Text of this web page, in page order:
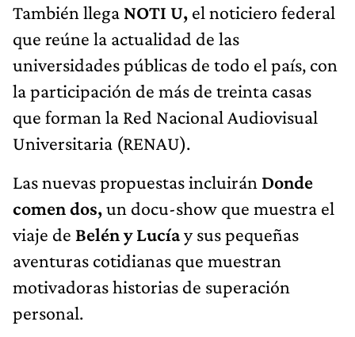
También llega NOTI U, el noticiero federal
que reúne la actualidad de las
universidades públicas de todo el país, con
la participación de más de treinta casas
que forman la Red Nacional Audiovisual
Universitaria (RENAU).
Las nuevas propuestas incluirán Donde
comen dos,un docu-show que muestra el
viaje de Belén y Lucíay sus pequeñas
aventuras cotidianas que muestran
motivadoras historias de superación
personal.